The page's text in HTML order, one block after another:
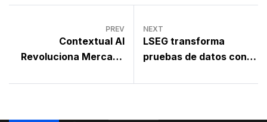
PREV
Contextual AI
Revoluciona Mercado
NEXT
LSEG transforma
pruebas de datos con
nube